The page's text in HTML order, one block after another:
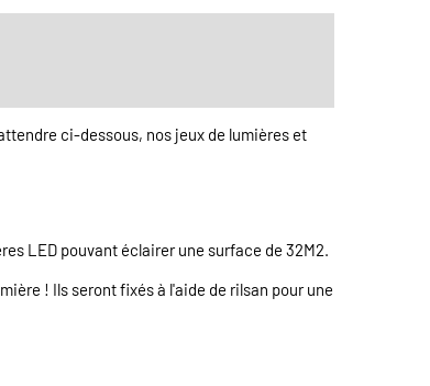
ci-dessous, nos jeux de lumières et
LED pouvant éclairer une surface de 32M2.
! Ils seront fixés à l'aide de rilsan pour une